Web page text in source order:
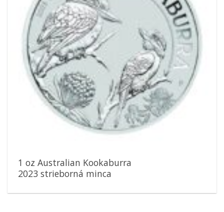
1 oz Australian Kookaburra
2023 strieborná minca